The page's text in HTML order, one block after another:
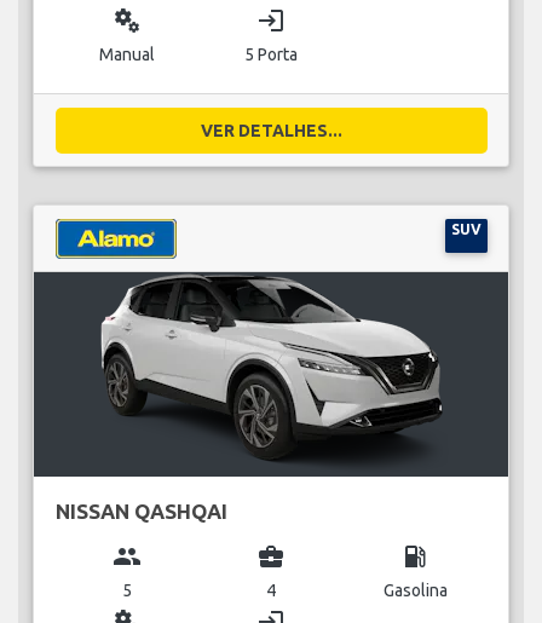
miscellaneous_services
Manual
login
5 Porta
VER DETALHES...
SUV
NISSAN QASHQAI
group
5
business_center
4
local_gas_station
Gasolina